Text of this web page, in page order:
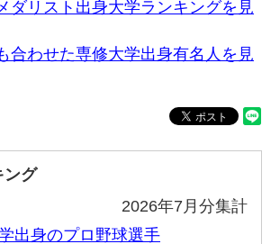
ダリスト出身大学ランキングを見
合わせた専修大学出身有名人を見
ング
2026年7月分集計
出身のプロ野球選手